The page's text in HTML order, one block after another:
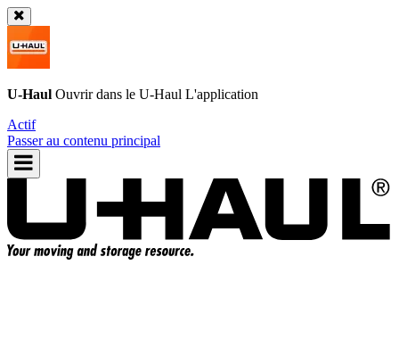
U-Haul Ouvrir dans le U-Haul L'application
Actif
Passer au contenu principal